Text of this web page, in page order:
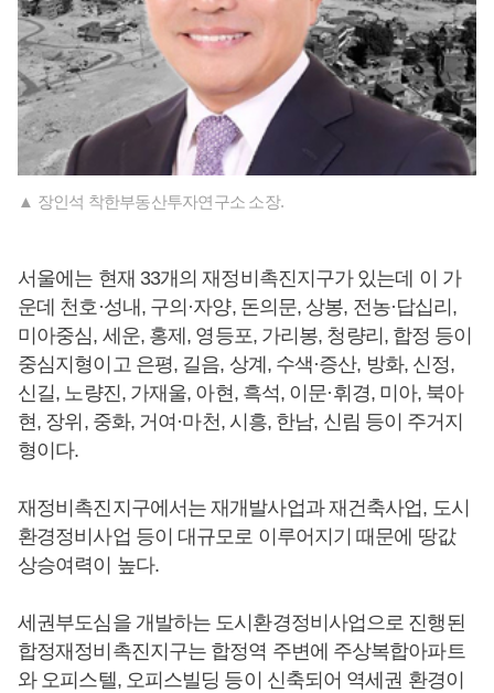
▲ 장인석 착한부동산투자연구소 소장.
서울에는 현재 33개의 재정비촉진지구가 있는데 이 가
운데 천호·성내, 구의·자양, 돈의문, 상봉, 전농·답십리,
미아중심, 세운, 홍제, 영등포, 가리봉, 청량리, 합정 등이
중심지형이고 은평, 길음, 상계, 수색·증산, 방화, 신정,
신길, 노량진, 가재울, 아현, 흑석, 이문·휘경, 미아, 북아
현, 장위, 중화, 거여·마천, 시흥, 한남, 신림 등이 주거지
형이다.
재정비촉진지구에서는 재개발사업과 재건축사업, 도시
환경정비사업 등이 대규모로 이루어지기 때문에 땅값
상승여력이 높다.
세권부도심을 개발하는 도시환경정비사업으로 진행된
합정재정비촉진지구는 합정역 주변에 주상복합아파트
와 오피스텔, 오피스빌딩 등이 신축되어 역세권 환경이